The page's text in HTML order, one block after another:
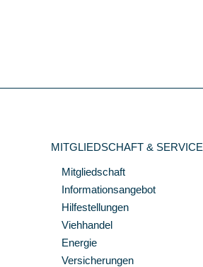
MITGLIEDSCHAFT & SERVICE
Mitgliedschaft
Informationsangebot
Hilfestellungen
Viehhandel
Energie
Versicherungen